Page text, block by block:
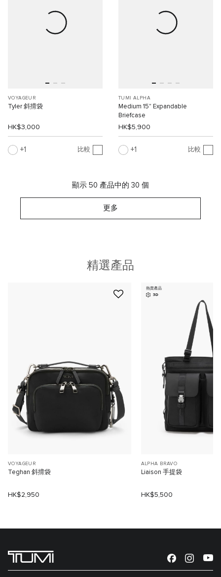
VOYAGEUR
Tyler 斜揹袋
HK$3,000
1 比較
TUMI ALPHA
Medium 15" Expandable
Briefcase
HK$5,900
1 比較
顯示 50 產品中的 30 個
更多
精選產品
VOYAGEUR
Teghan 斜揹袋
HK$2,950
熱賣產品
3D
ALPHA BRAVO
Liaison 手提袋
HK$5,500